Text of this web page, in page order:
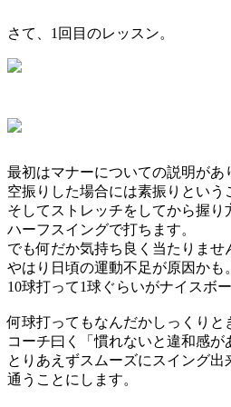
さて、1回目のレッスン。
最初はマナーについての説明が
空振りした場合には素振りという
そしてストレッチをしてから握
ハーフスイングで打ちます。
でも何だか気持ち良く当たりませ
やはり日頃の運動不足が原因かも。
10球打って1球ぐらいがナイスボ
何球打ってもなんだかしっくりと
コーチ曰く「慣れないと違和感が
とりあえずスムーズにスイング出
通うことにします。